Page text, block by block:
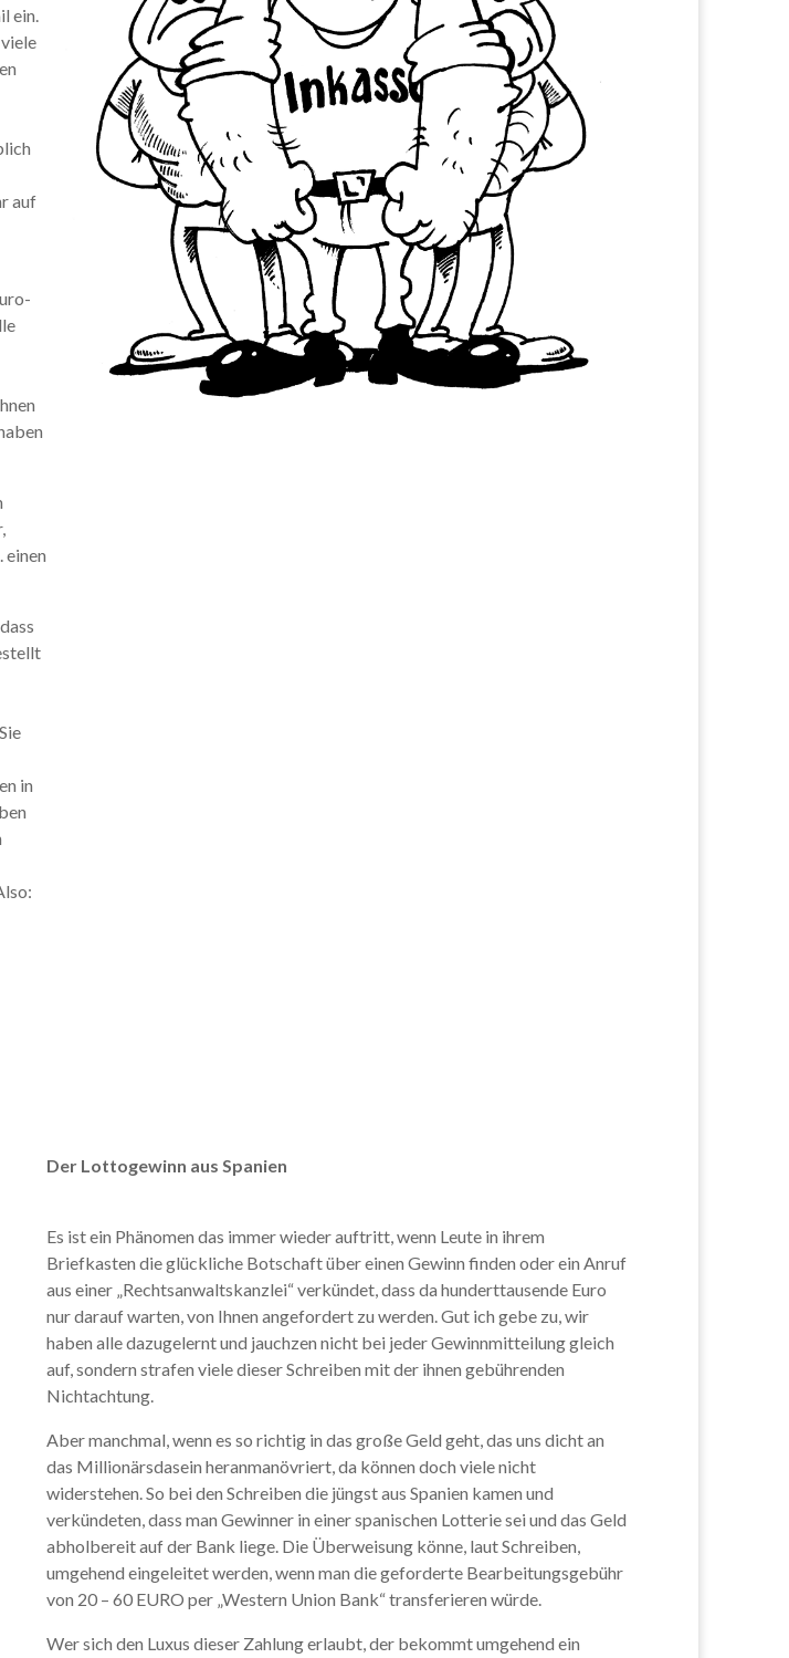
ein.
auf
einen
in
Der Lottogewinn aus Spanien
Es ist ein Phänomen das immer wieder auftritt, wenn Leute in ihrem
Briefkasten die glückliche Botschaft über einen Gewinn finden oder ein Anruf
aus einer „Rechtsanwaltskanzlei“ verkündet, dass da hunderttausende Euro
nur darauf warten, von Ihnen angefordert zu werden. Gut ich gebe zu, wir
haben alle dazugelernt und jauchzen nicht bei jeder Gewinnmitteilung gleich
auf, sondern strafen viele dieser Schreiben mit der ihnen gebührenden
Nichtachtung.
Aber manchmal, wenn es so richtig in das große Geld geht, das uns dicht an
das Millionärsdasein heranmanövriert, da können doch viele nicht
widerstehen. So bei den Schreiben die jüngst aus Spanien kamen und
verkündeten, dass man Gewinner in einer spanischen Lotterie sei und das Geld
abholbereit auf der Bank liege. Die Überweisung könne, laut Schreiben,
umgehend eingeleitet werden, wenn man die geforderte Bearbeitungsgebühr
von 20 – 60 EURO per „Western Union Bank“ transferieren würde.
Wer sich den Luxus dieser Zahlung erlaubt, der bekommt umgehend ein